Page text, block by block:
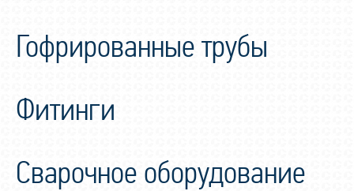
Гофрированные трубы
Фитинги
Сварочное оборудование